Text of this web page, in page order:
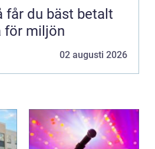
för miljön
02 augusti 2026